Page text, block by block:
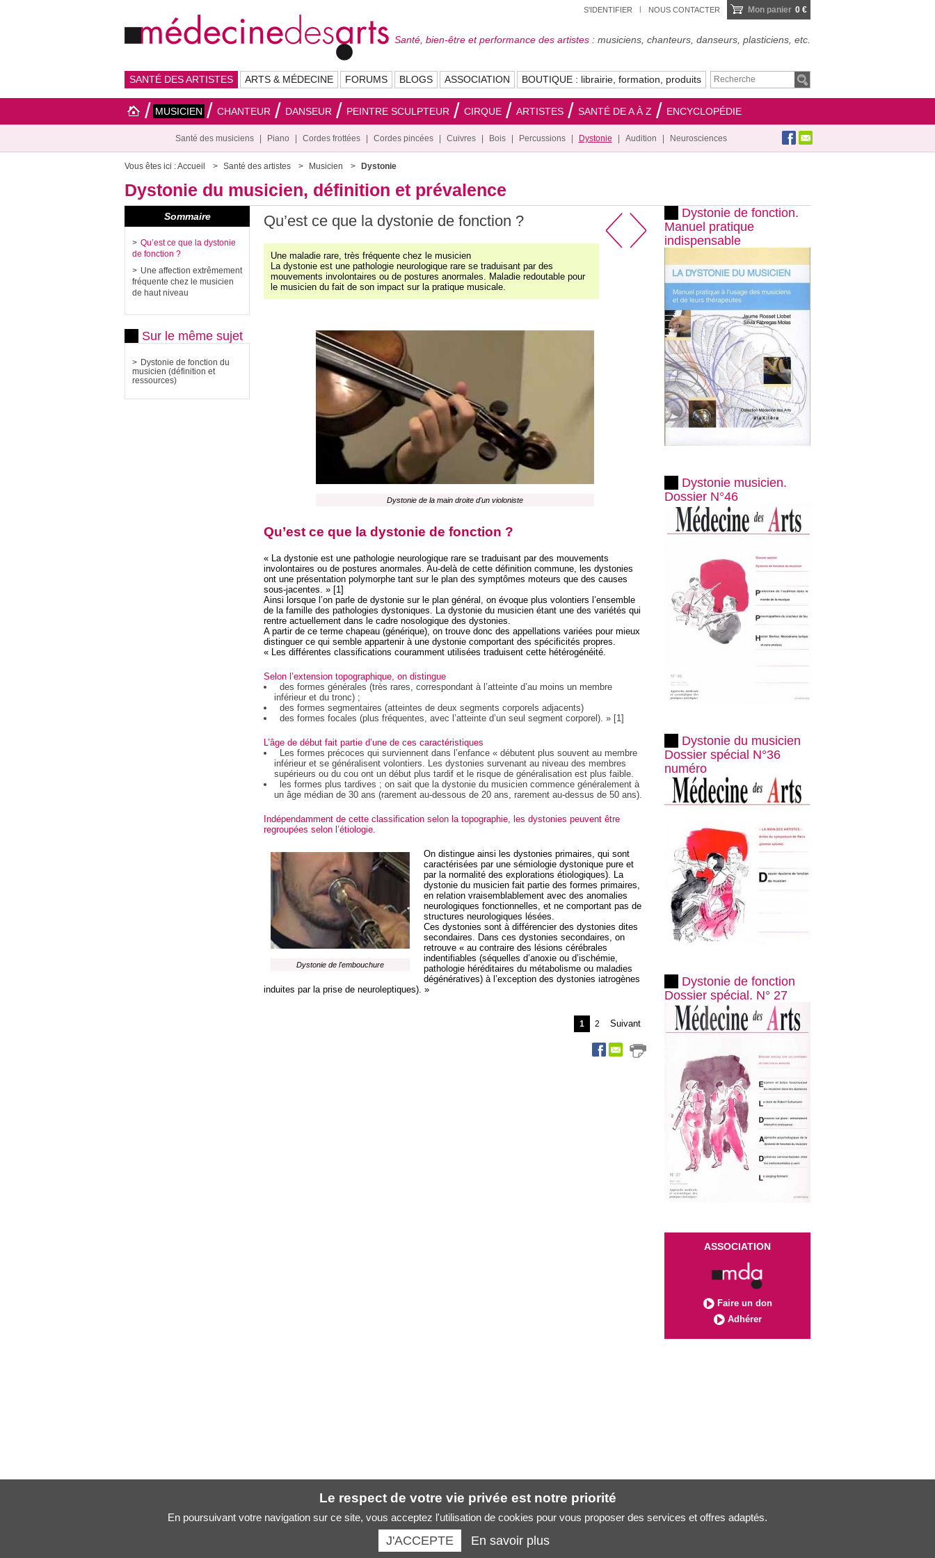
S'IDENTIFIER NOUS CONTACTER Mon panier 0 €
Santé, bien-être et performance des artistes : musiciens, chanteurs, danseurs, plasticiens, etc.
SANTÉ DES ARTISTES ARTS & MÉDECINE FORUMS BLOGS ASSOCIATION BOUTIQUE : librairie, formation, produits
MUSICIEN CHANTEUR DANSEUR PEINTRE SCULPTEUR CIRQUE ARTISTES SANTÉ DE A À Z ENCYCLOPÉDIE
Santé des musiciens Piano Cordes frottées Cordes pincées Cuivres Bois Percussions Dystonie Audition Neurosciences
Vous êtes ici :Accueil Santé des artistes Musicien Dystonie
Dystonie du musicien, définition et prévalence
Qu’est ce que la dystonie de fonction ?
Une maladie rare, très fréquente chez le musicien
La dystonie est une pathologie neurologique rare se traduisant par des
mouvements involontaires ou de postures anormales. Maladie redoutable pour
le musicien du fait de son impact sur la pratique musicale.
Dystonie de la main droite d'un violoniste
Qu’est ce que la dystonie de fonction ?
« La dystonie est une pathologie neurologique rare se traduisant par des mouvements
involontaires ou de postures anormales. Au-delà de cette définition commune, les dystonies
ont une présentation polymorphe tant sur le plan des symptômes moteurs que des causes
sous-jacentes. » [1]
Ainsi lorsque l’on parle de dystonie sur le plan général, on évoque plus volontiers l’ensemble
de la famille des pathologies dystoniques. La dystonie du musicien étant une des variétés qui
rentre actuellement dans le cadre nosologique des dystonies.
A partir de ce terme chapeau (générique), on trouve donc des appellations variées pour mieux
distinguer ce qui semble appartenir à une dystonie comportant des spécificités propres.
« Les différentes classifications couramment utilisées traduisent cette hétérogénéité.
Selon l’extension topographique, on distingue
des formes générales (très rares, correspondant à l’atteinte d’au moins un membre
inférieur et du tronc) ;
des formes segmentaires (atteintes de deux segments corporels adjacents)
des formes focales (plus fréquentes, avec l’atteinte d’un seul segment corporel). » [1]
L’âge de début fait partie d’une de ces caractéristiques
Les formes précoces qui surviennent dans l’enfance « débutent plus souvent au membre
inférieur et se généralisent volontiers. Les dystonies survenant au niveau des membres
supérieurs ou du cou ont un début plus tardif et le risque de généralisation est plus faible.
les formes plus tardives ; on sait que la dystonie du musicien commence généralement à
un âge médian de 30 ans (rarement au-dessous de 20 ans, rarement au-dessus de 50 ans).
Indépendamment de cette classification selon la topographie, les dystonies peuvent être
regroupées selon l’étiologie.
Dystonie de l'embouchure
On distingue ainsi les dystonies primaires, qui sont
caractérisées par une sémiologie dystonique pure et
par la normalité des explorations étiologiques). La
dystonie du musicien fait partie des formes primaires,
en relation vraisemblablement avec des anomalies
neurologiques fonctionnelles, et ne comportant pas de
structures neurologiques lésées.
Ces dystonies sont à différencier des dystonies dites
secondaires. Dans ces dystonies secondaires, on
retrouve « au contraire des lésions cérébrales
indentifiables (séquelles d’anoxie ou d’ischémie,
pathologie héréditaires du métabolisme ou maladies
dégénératives) à l’exception des dystonies iatrogènes
induites par la prise de neuroleptiques). »
1 2 Suivant
Sommaire
Qu’est ce que la dystonie
de fonction ?
Une affection extrêmement
fréquente chez le musicien
de haut niveau
Sur le même sujet
Dystonie de fonction du
musicien (définition et
ressources)
Dystonie de fonction.
Manuel pratique
indispensable
Dystonie musicien.
Dossier N°46
Dystonie du musicien
Dossier spécial N°36
numéro
Dystonie de fonction
Dossier spécial. N° 27
ASSOCIATION
Faire un don
Adhérer
Le respect de votre vie privée est notre priorité
En poursuivant votre navigation sur ce site, vous acceptez l'utilisation de cookies pour vous proposer des services et offres adaptés.
J'ACCEPTE En savoir plus